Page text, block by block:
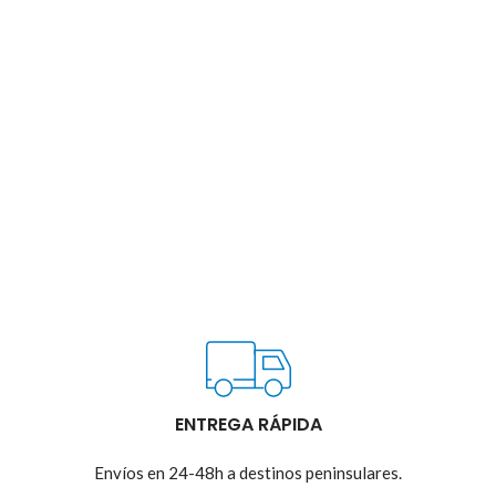
ENTREGA RÁPIDA
Envíos en 24-48h a destinos peninsulares.